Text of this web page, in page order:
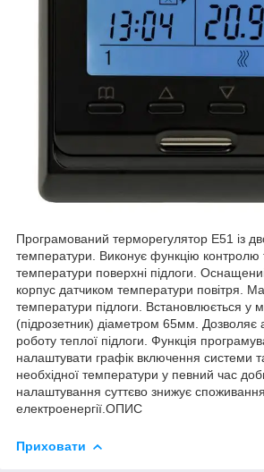
Програмований терморегулятор E51 із
температури. Виконує функцію контролю
температури поверхні підлоги.
корпус датчиком температури повітря.
температури підлоги. Встановлюється у
(підрозетник) діаметром 65мм. Дозволяє
роботу теплої підлоги. Функція
налаштувати графік включення системи
необхідної температури у певний час
налаштування суттєво знижує споживання
електроенергії.ОПИС
Приховати